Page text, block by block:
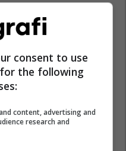
consent to use
the following
content, advertising and
research and